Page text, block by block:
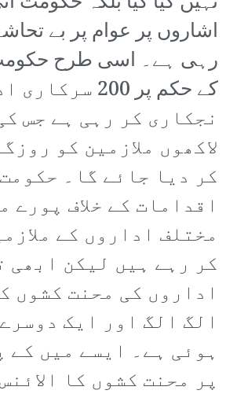
اشاروں پر عوام پر بے
رہی ہے۔ اسی طرح
کے حکم پر 200
نجکاری کر رہی ہے جس
لاکھوں ملازمین کو
کر دیا جائے گا۔
اقدامات کے خلاف پورے
مختلف اداروں کے
کر رہے ہیں لیکن ابھی
اداروں کی محنت کشوں
الگ الگ اور ایک
ہوئی ہے۔ ایسے میں کے
پر محنت کشوں کا